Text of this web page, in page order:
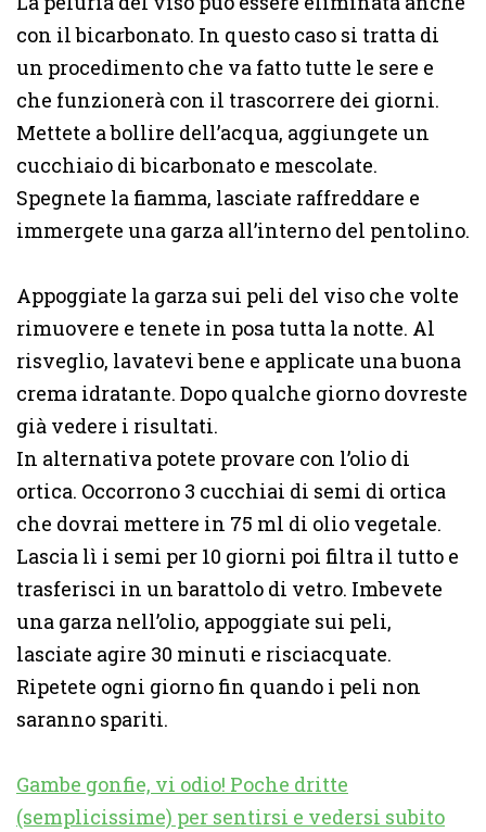
con il bicarbonato. In questo caso si tratta di
un procedimento che va fatto tutte le sere e
che funzionerà con il trascorrere dei giorni.
Mettete a bollire dell’acqua, aggiungete un
cucchiaio di bicarbonato e mescolate.
Spegnete la fiamma, lasciate raffreddare e
immergete una garza all’interno del pentolino.
Appoggiate la garza sui peli del viso che volte
rimuovere e tenete in posa tutta la notte. Al
risveglio, lavatevi bene e applicate una buona
crema idratante. Dopo qualche giorno dovreste
già vedere i risultati.
In alternativa potete provare con l’olio di
ortica. Occorrono 3 cucchiai di semi di ortica
che dovrai mettere in 75 ml di olio vegetale.
Lascia lì i semi per 10 giorni poi filtra il tutto e
trasferisci in un barattolo di vetro. Imbevete
una garza nell’olio, appoggiate sui peli,
lasciate agire 30 minuti e risciacquate.
Ripetete ogni giorno fin quando i peli non
saranno spariti.
Gambe gonfie, vi odio! Poche dritte
(semplicissime) per sentirsi e vedersi subito